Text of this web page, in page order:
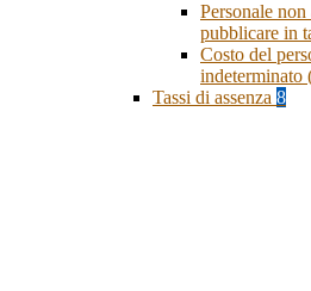
Personale
pubblicare in
Costo del
indeterminato
Tassi di assenza 8